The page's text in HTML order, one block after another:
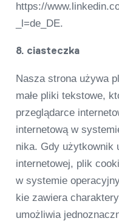
https://
_l=de_DE.
8. cias­teczka
Nasza strona używa
małe pliki tek­s­towe,
prze­gląd­arce
inter­netową w
nika. Gdy użyt­kow­nik
inter­neto­wej, plik
w sys­te­mie
kie zawi­era
umoż­li­wia